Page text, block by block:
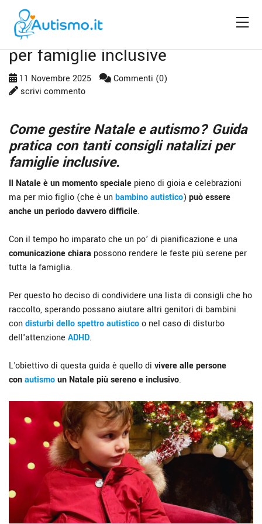
Natale e autismo: consigli pratici
per famiglie inclusive
11 Novembre 2025
Commenti (0)
scrivi commento
Come gestire Natale e autismo? Guida
pratica con tanti consigli natalizi per
famiglie inclusive.
Il Natale è un momento speciale pieno di gioia e celebrazioni
ma per mio figlio (che è unbambino autistico) può essere
anche un periodo davvero difficile.
Con il tempo ho imparato che un po’ di pianificazione e una
comunicazione chiara possono rendere le feste più serene per
tutta la famiglia.
Per questo ho deciso di condividere una lista di consigli che ho
raccolto, sperando possano aiutare altri genitori di bambini
condisturbi dello spettro autisticoo nel caso di disturbo
dell'attenzione ADHD.
L'obiettivo di questa guida è quello di vivere alle persone
conautismoun Natale più sereno e inclusivo.